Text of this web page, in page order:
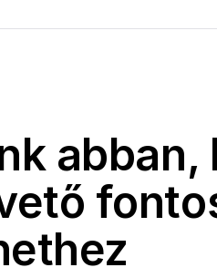
abban,